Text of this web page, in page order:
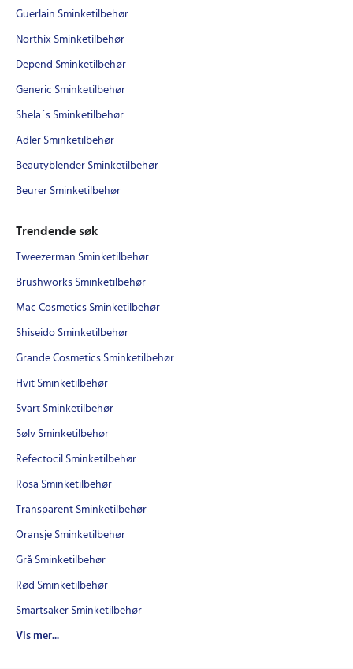
Guerlain Sminketilbehør
Northix Sminketilbehør
Depend Sminketilbehør
Generic Sminketilbehør
Shela`s Sminketilbehør
Adler Sminketilbehør
Beautyblender Sminketilbehør
Beurer Sminketilbehør
Trendende søk
Tweezerman Sminketilbehør
Brushworks Sminketilbehør
Mac Cosmetics Sminketilbehør
Shiseido Sminketilbehør
Grande Cosmetics Sminketilbehør
Hvit Sminketilbehør
Svart Sminketilbehør
Sølv Sminketilbehør
Refectocil Sminketilbehør
Rosa Sminketilbehør
Transparent Sminketilbehør
Oransje Sminketilbehør
Grå Sminketilbehør
Rød Sminketilbehør
Smartsaker Sminketilbehør
Uniq Sminketilbehør
Pinsett Sminketilbehør
Sminkevamp Sminketilbehør
Vippetang Sminketilbehør
Powder Puff Sminketilbehør
Vis mer...